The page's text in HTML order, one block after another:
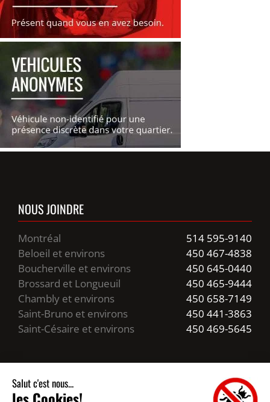
NOUS JOINDRE
Montréal
514 595-9140
Beloeil et environs
450 467-4838
Boucherville et environs
450 645-0440
Brossard et Longueuil
450 465-9444
Chambly et environs
450 658-7149
Saint-Bruno et environs
450 441-3863
Saint-Césaire et environs
450 469-5645
Service Urgence